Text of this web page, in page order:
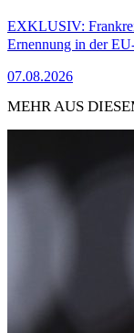
EXKLUSIV:
Ernennung in der
07.08.2026
MEHR AUS